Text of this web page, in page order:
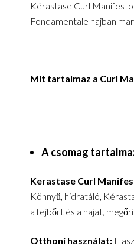
Kérastase Curl
Fondamentale hajban
Mit tartalmaz a Curl
A csomag
Kerastase Curl
Könnyű, hidratáló,
a fejbőrt és a hajat,
Otthoni használat: